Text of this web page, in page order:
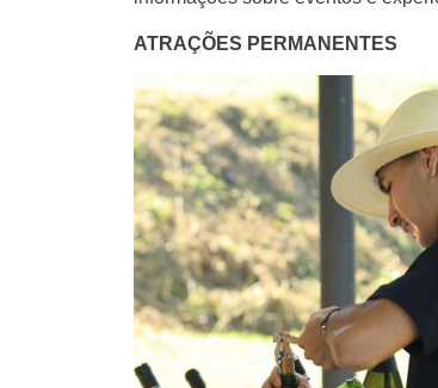
ATRAÇÕES PERMANENTES